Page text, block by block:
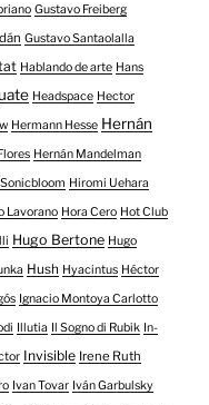
Gustavo Freiberg
Gustavo Santaolalla
Hablando de arte Hans
Headspace Hector
Hermann Hesse Hernán
Hernán Mandelman
Hiromi Uehara
Lavorano Hora Cero Hot Club
Hugo Bertone Hugo
Hush Hyacintus Héctor
Ignacio Montoya Carlotto
Illutia Il Sogno di Rubik In-
Invisible Irene Ruth
Ivan Tovar Iván Garbulsky